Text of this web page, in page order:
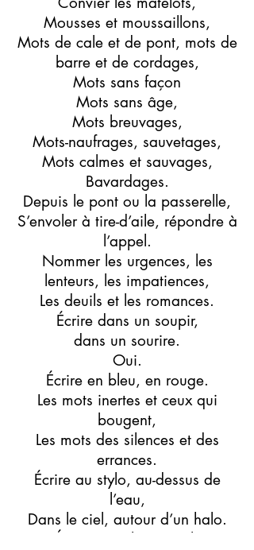
Mousses et moussaillons,
Mots de cale et de pont, mots de
barre et de cordages,
Mots sans façon
Mots sans âge,
Mots breuvages,
Mots-naufrages, sauvetages,
Mots calmes et sauvages,
Bavardages.
Depuis le pont ou la passerelle,
S’envoler à tire-d’aile, répondre à
l’appel.
Nommer les urgences, les
lenteurs, les impatiences,
Les deuils et les romances.
Écrire dans un soupir,
dans un sourire.
Oui.
Écrire en bleu, en rouge.
Les mots inertes et ceux qui
bougent,
Les mots des silences et des
errances.
Écrire au stylo, au-dessus de
l’eau,
Dans le ciel, autour d’un halo.
Écrire pour les mortels